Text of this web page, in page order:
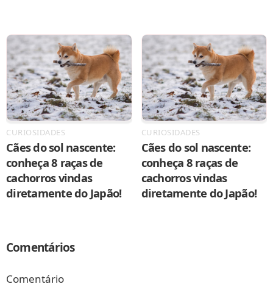
CURIOSIDADES
Cães do sol nascente:
conheça 8 raças de
cachorros vindas
diretamente do Japão!
CURIOSIDADES
Cães do sol nascente:
conheça 8 raças de
cachorros vindas
diretamente do Japão!
Comentários
Comentário